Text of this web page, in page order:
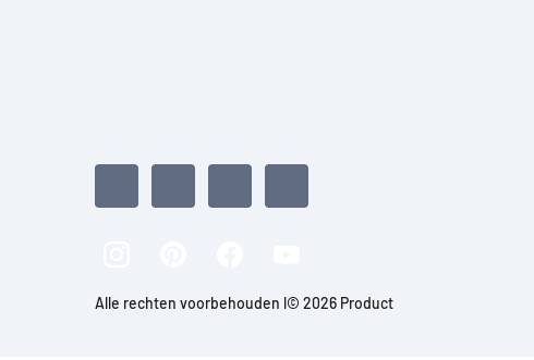
Alle rechten voorbehouden l© 2026 Product